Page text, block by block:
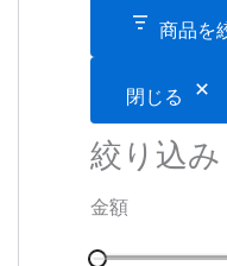
商品を
閉じる
絞り込み
金額